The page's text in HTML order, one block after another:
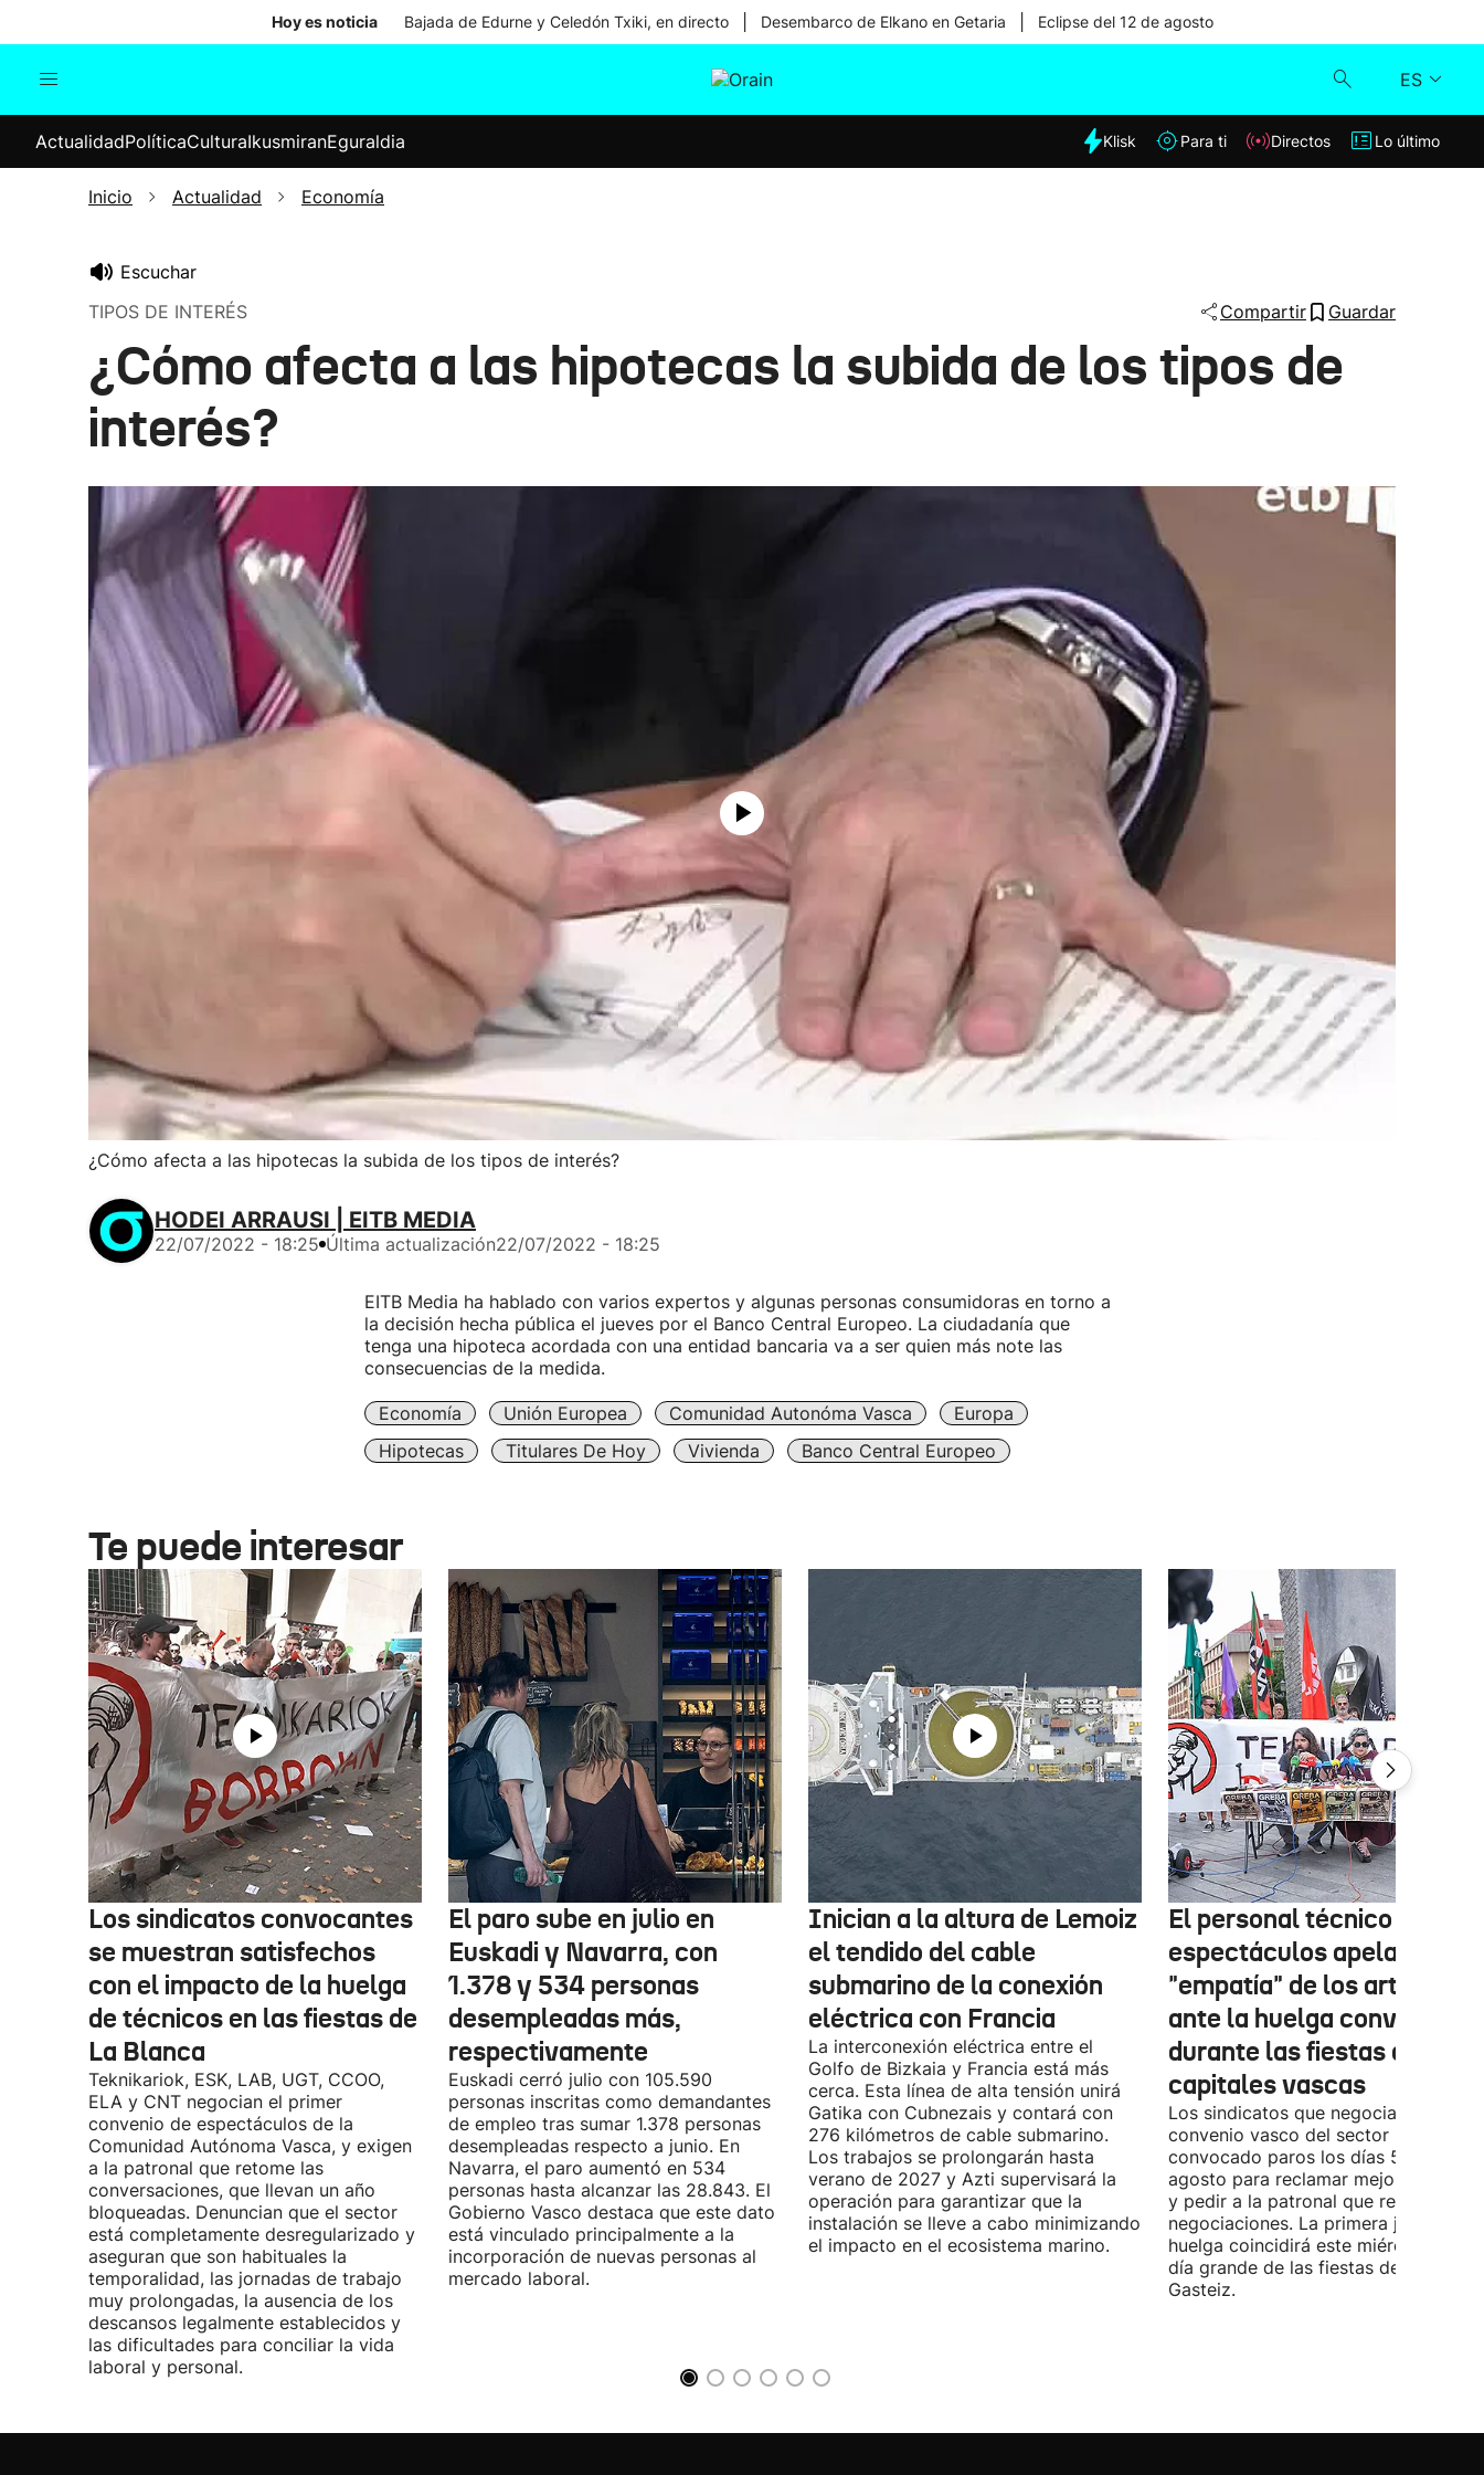
Hoy es noticia Bajada de Edurne y Celedón Txiki, en directo Desembarco de Elkano en Getaria Eclipse del 12 de agosto
ES
Internacional
Elecciones
Klisk
ActualidadPolíticaCulturaIkusmiranEguraldia Klisk Para ti Directos Lo último
Inicio Actualidad Economía
Escuchar
TIPOS DE INTERÉS
Compartir Guardar
¿Cómo afecta a las hipotecas la subida de los tipos de
interés?
¿Cómo afecta a las hipotecas la subida de los tipos de interés?
HODEI ARRAUSI | EITB MEDIA
22/07/2022 - 18:25 Última actualización22/07/2022 - 18:25
EITB Media ha hablado con varios expertos y algunas personas consumidoras en torno a
la decisión hecha pública el jueves por el Banco Central Europeo. La ciudadanía que
tenga una hipoteca acordada con una entidad bancaria va a ser quien más note las
consecuencias de la medida.
Economía Unión Europea Comunidad Autonóma Vasca
Europa
Hipotecas
Titulares De Hoy Vivienda Banco Central Europeo
Te puede interesar
Los sindicatos convocantes
se muestran satisfechos
con el impacto de la huelga
de técnicos en las fiestas de
La Blanca
Teknikariok, ESK, LAB, UGT, CCOO,
ELA y CNT negocian el primer
convenio de espectáculos de la
Comunidad Autónoma Vasca, y exigen
a la patronal que retome las
conversaciones, que llevan un año
bloqueadas. Denuncian que el sector
está completamente desregularizado y
aseguran que son habituales la
temporalidad, las jornadas de trabajo
muy prolongadas, la ausencia de los
descansos legalmente establecidos y
las dificultades para conciliar la vida
laboral y personal.
El paro sube en julio en
Euskadi y Navarra, con
1.378 y 534 personas
desempleadas más,
respectivamente
Euskadi cerró julio con 105.590
personas inscritas como demandantes
de empleo tras sumar 1.378 personas
desempleadas respecto a junio. En
Navarra, el paro aumentó en 534
personas hasta alcanzar las 28.843. El
Gobierno Vasco destaca que este dato
está vinculado principalmente a la
incorporación de nuevas personas al
mercado laboral.
Inician a la altura de Lemoiz
el tendido del cable
submarino de la conexión
eléctrica con Francia
La interconexión eléctrica entre el
Golfo de Bizkaia y Francia está más
cerca. Esta línea de alta tensión unirá
Gatika con Cubnezais y contará con
276 kilómetros de cable submarino.
Los trabajos se prolongarán hasta
verano de 2027 y Azti supervisará la
operación para garantizar que la
instalación se lleve a cabo minimizando
el impacto en el ecosistema marino.
El personal técnico de
espectáculos apela a la
"empatía" de los artistas
ante la huelga convocada
durante las fiestas de las
capitales vascas
Los sindicatos que negocian el
convenio vasco del sector han
convocado paros los días 5, 14 y 26
agosto para reclamar mejoras
y pedir a la patronal que retome las
negociaciones. La primera jornada de
huelga coincidirá este miércoles con
día grande de las fiestas de Vitoria-
Gasteiz.